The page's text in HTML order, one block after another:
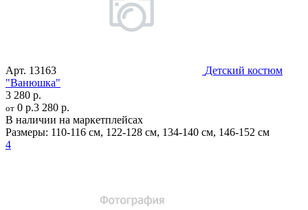
Арт. 13163
Детский костюм
"Ванюшка"
3 280 р.
от 0 р.3 280 р.
В наличии на маркетплейсах
Размеры: 110-116 см, 122-128 см, 134-140 см, 146-152 см
4